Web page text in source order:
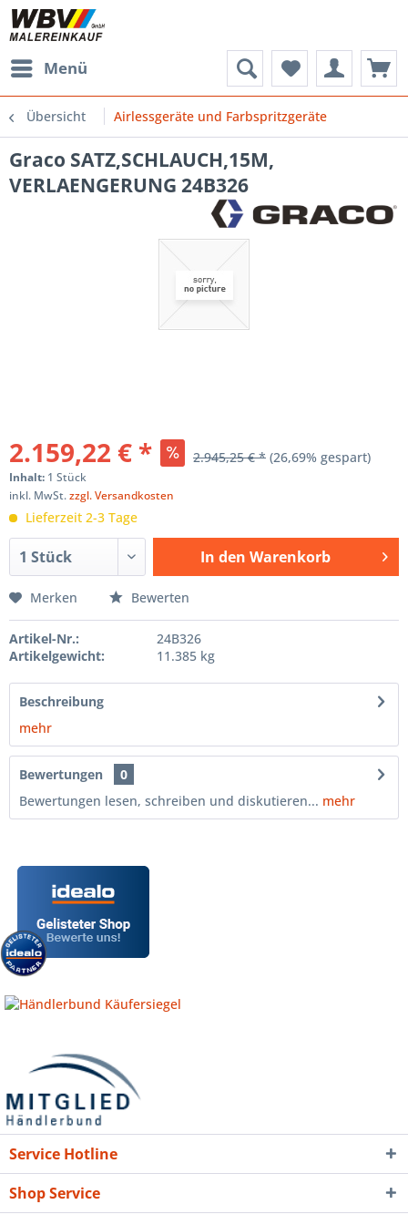
Menü
Übersicht Airlessgeräte und Farbspritzgeräte
Graco SATZ,SCHLAUCH,15M,
VERLAENGERUNG 24B326
2.159,22 € * 2.945,25 € * (26,69% gespart)
Inhalt: 1 Stück
inkl. MwSt.zzgl. Versandkosten
Lieferzeit 2-3 Tage
In den Warenkorb
Merken Bewerten
Artikel-Nr.:
24B326
Artikelgewicht:
11.385 kg
Beschreibung
mehr
Bewertungen
0
Bewertungen lesen, schreiben und diskutieren... mehr
Service Hotline
Shop Service